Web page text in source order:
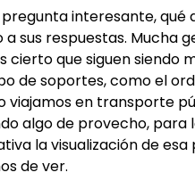
pregunta interesante, qué
a sus respuestas. Mucha
cierto que siguen siendo
de soportes, como el
viajamos en transporte
algo de provecho, para
la visualización de
de ver.